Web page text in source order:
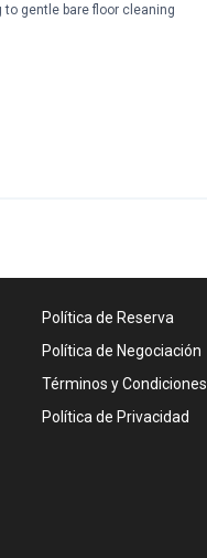
gentle bare floor cleaning
Política de Reserva
Política de Negociación
Términos y Condiciones
Política de Privacidad